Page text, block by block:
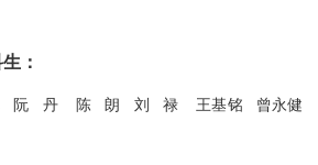
：
阮 丹 陈 朗 刘 禄王基铭 曾永健